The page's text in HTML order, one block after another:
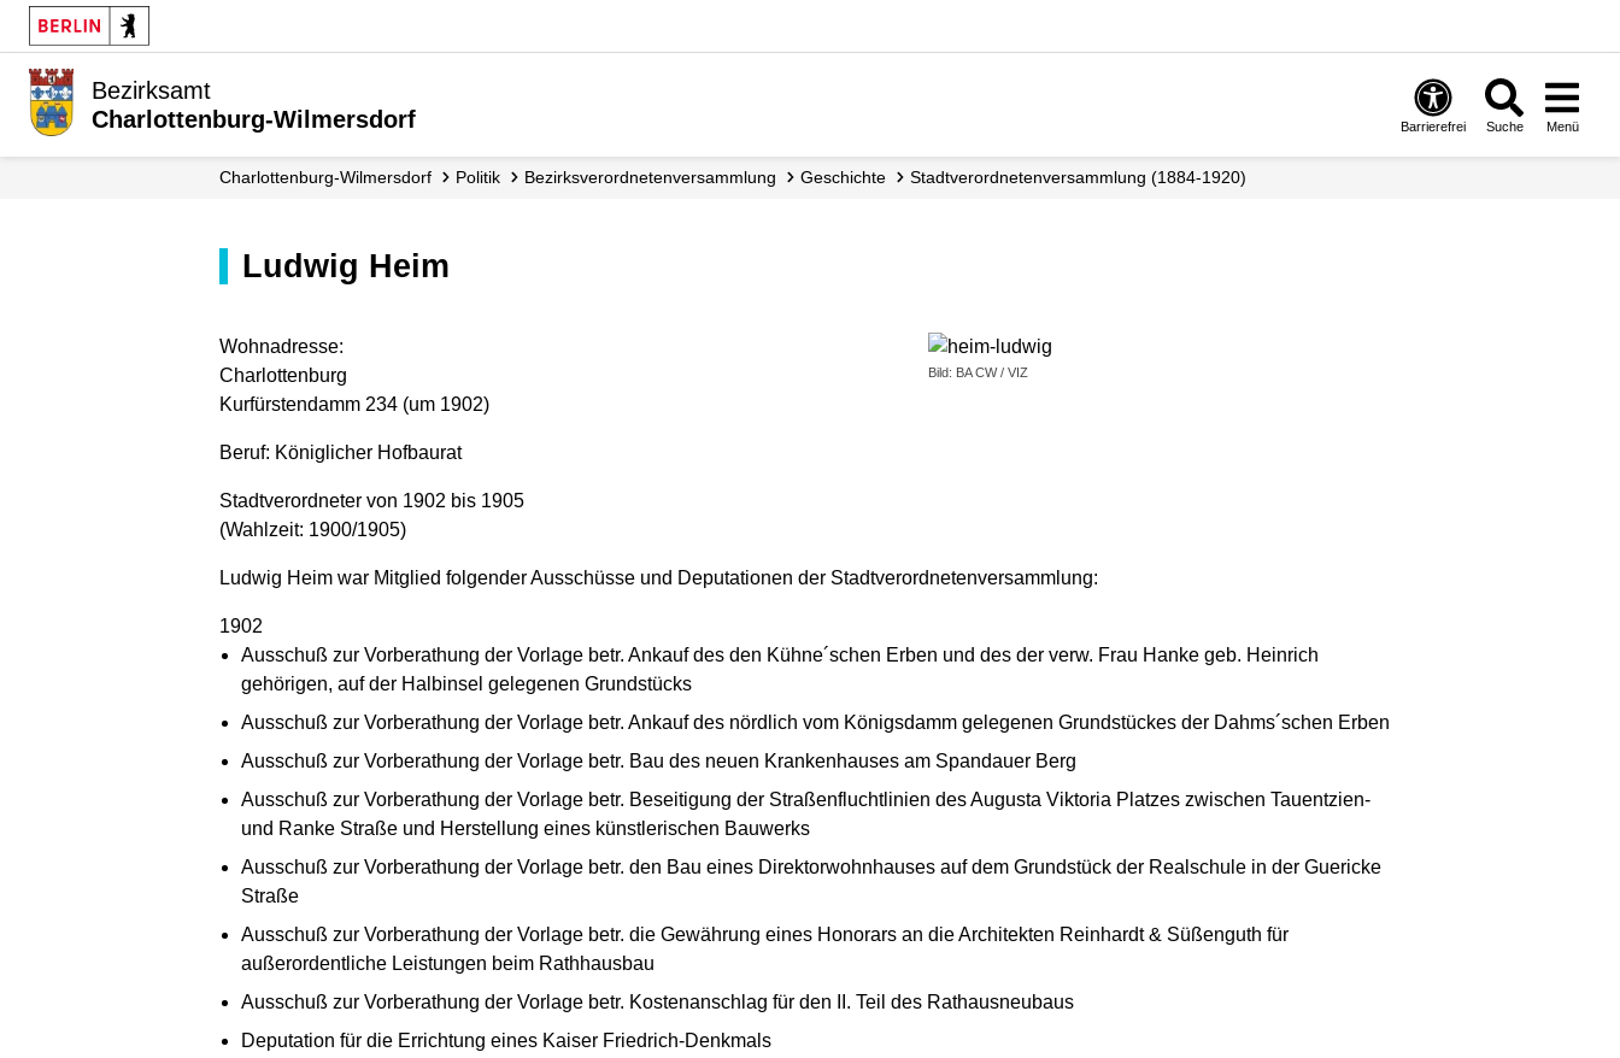
Bezirksamt
Charlottenburg-Wilmersdorf
Barrierefrei Suche Menü
Charlottenburg-Wilmersdorf Politik Bezirks­verordneten­versammlung Geschichte Stadtverordnetenversammlung (1884-1920)
Ludwig Heim
Bild: BA CW / VIZ
Wohnadresse:
Charlottenburg
Kurfürstendamm 234 (um 1902)
Beruf: Königlicher Hofbaurat
Stadtverordneter von 1902 bis 1905
(Wahlzeit: 1900/1905)
Ludwig Heim war Mitglied folgender Ausschüsse und Deputationen der Stadtverordnetenversammlung:
1902
Ausschuß zur Vorberathung der Vorlage betr. Ankauf des den Kühne´schen Erben und des der verw. Frau Hanke geb. Heinrich
gehörigen, auf der Halbinsel gelegenen Grundstücks
Ausschuß zur Vorberathung der Vorlage betr. Ankauf des nördlich vom Königsdamm gelegenen Grundstückes der Dahms´schen Erben
Ausschuß zur Vorberathung der Vorlage betr. Bau des neuen Krankenhauses am Spandauer Berg
Ausschuß zur Vorberathung der Vorlage betr. Beseitigung der Straßenfluchtlinien des Augusta Viktoria Platzes zwischen Tauentzien-
und Ranke Straße und Herstellung eines künstlerischen Bauwerks
Ausschuß zur Vorberathung der Vorlage betr. den Bau eines Direktorwohnhauses auf dem Grundstück der Realschule in der Guericke
Straße
Ausschuß zur Vorberathung der Vorlage betr. die Gewährung eines Honorars an die Architekten Reinhardt & Süßenguth für
außerordentliche Leistungen beim Rathhausbau
Ausschuß zur Vorberathung der Vorlage betr. Kostenanschlag für den II. Teil des Rathausneubaus
Deputation für die Errichtung eines Kaiser Friedrich-Denkmals